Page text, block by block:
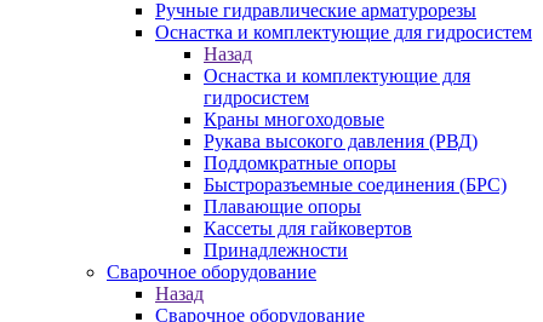
Ручные гидравлические арматурорезы
Оснастка и комплектующие для гидросистем
Назад
Оснастка и комплектующие для
гидросистем
Краны многоходовые
Рукава высокого давления (РВД)
Поддомкратные опоры
Быстроразъемные соединения (БРС)
Плавающие опоры
Кассеты для гайковертов
Принадлежности
Сварочное оборудование
Назад
Сварочное оборудование